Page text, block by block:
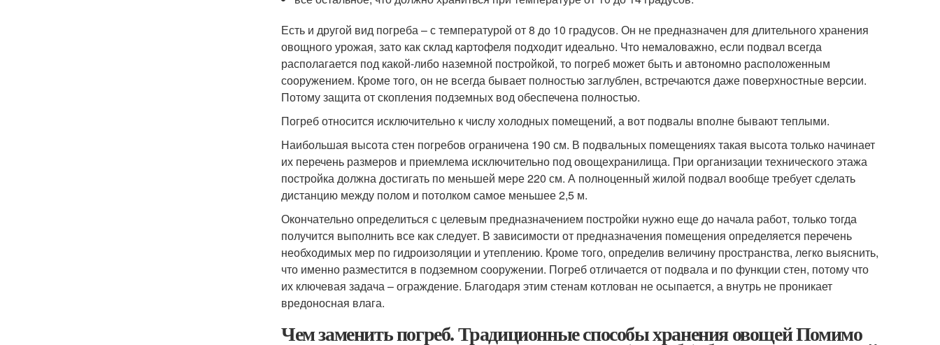
Есть и другой вид погреба – с температурой от 8 до 10 градусов. Он не предназначен для длительного хранения
овощного урожая, зато как склад картофеля подходит идеально. Что немаловажно, если подвал всегда
располагается под какой-либо наземной постройкой, то погреб может быть и автономно расположенным
сооружением. Кроме того, он не всегда бывает полностью заглублен, встречаются даже поверхностные версии.
Потому защита от скопления подземных вод обеспечена полностью.
Погреб относится исключительно к числу холодных помещений, а вот подвалы вполне бывают теплыми.
Наибольшая высота стен погребов ограничена 190 см. В подвальных помещениях такая высота только начинает
их перечень размеров и приемлема исключительно под овощехранилища. При организации технического этажа
постройка должна достигать по меньшей мере 220 см. А полноценный жилой подвал вообще требует сделать
дистанцию между полом и потолком самое меньшее 2,5 м.
Окончательно определиться с целевым предназначением постройки нужно еще до начала работ, только тогда
получится выполнить все как следует. В зависимости от предназначения помещения определяется перечень
необходимых мер по гидроизоляции и утеплению. Кроме того, определив величину пространства, легко выяснить,
что именно разместится в подземном сооружении. Погреб отличается от подвала и по функции стен, потому что
их ключевая задача – ограждение. Благодаря этим стенам котлован не осыпается, а внутрь не проникает
вредоносная влага.
Чем заменить погреб. Традиционные способы хранения овощей Помимо